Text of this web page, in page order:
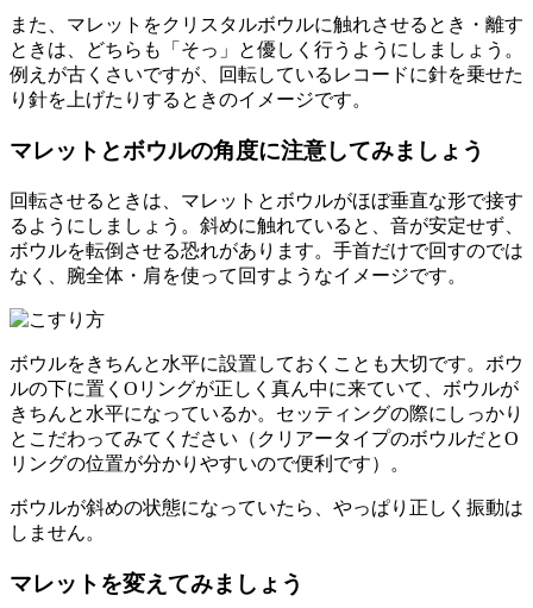
また、マレットをクリスタルボウルに触れさせるとき・離す
ときは、どちらも「そっ」と優しく行うようにしましょう。
例えが古くさいですが、回転しているレコードに針を乗せた
り針を上げたりするときのイメージです。
マレットとボウルの角度に注意してみましょう
回転させるときは、マレットとボウルがほぼ垂直な形で接す
るようにしましょう。斜めに触れていると、音が安定せず、
ボウルを転倒させる恐れがあります。手首だけで回すのでは
なく、腕全体・肩を使って回すようなイメージです。
ボウルをきちんと水平に設置しておくことも大切です。ボウ
ルの下に置くOリングが正しく真ん中に来ていて、ボウルが
きちんと水平になっているか。セッティングの際にしっかり
とこだわってみてください（クリアータイプのボウルだとO
リングの位置が分かりやすいので便利です）。
ボウルが斜めの状態になっていたら、やっぱり正しく振動は
しません。
マレットを変えてみましょう